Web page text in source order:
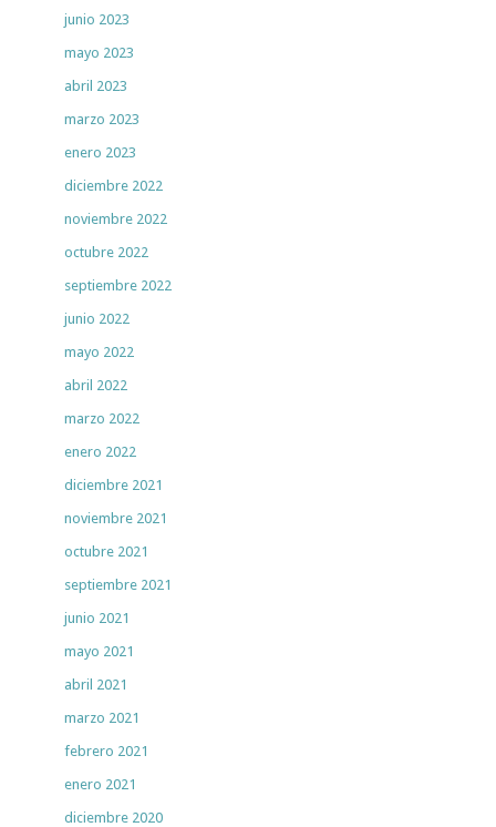
junio 2023
mayo 2023
abril 2023
marzo 2023
enero 2023
diciembre 2022
noviembre 2022
octubre 2022
septiembre 2022
junio 2022
mayo 2022
abril 2022
marzo 2022
enero 2022
diciembre 2021
noviembre 2021
octubre 2021
septiembre 2021
junio 2021
mayo 2021
abril 2021
marzo 2021
febrero 2021
enero 2021
diciembre 2020